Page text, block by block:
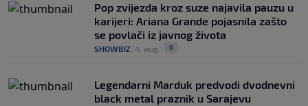
Pop zvijezda kroz suze najavila pauzu u
karijeri: Ariana Grande pojasnila zašto
se povlači iz javnog života
SHOWBIZ 4. aug. 0
Legendarni Marduk predvodi dvodnevni
black metal praznik u Sarajevu